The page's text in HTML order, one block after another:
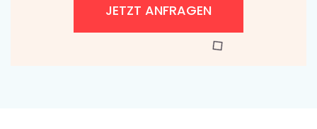
JETZT ANFRAGEN